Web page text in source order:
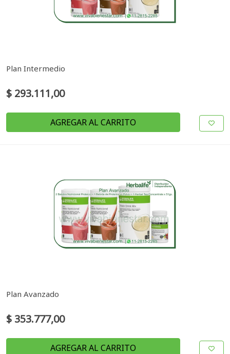
Plan Intermedio
$ 293.111,00
AGREGAR AL CARRITO
Plan Avanzado
$ 353.777,00
AGREGAR AL CARRITO